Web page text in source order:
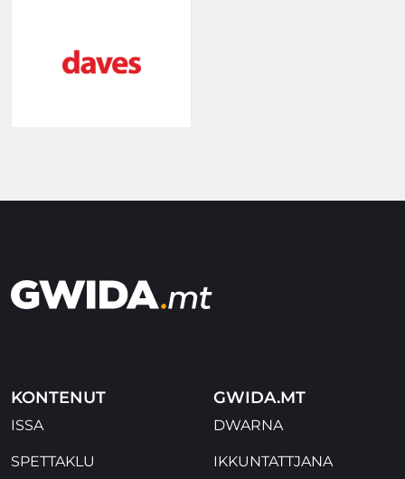
KONTENUT
ISSA
SPETTAKLU
GWIDA.MT
DWARNA
IKKUNTATTJANA